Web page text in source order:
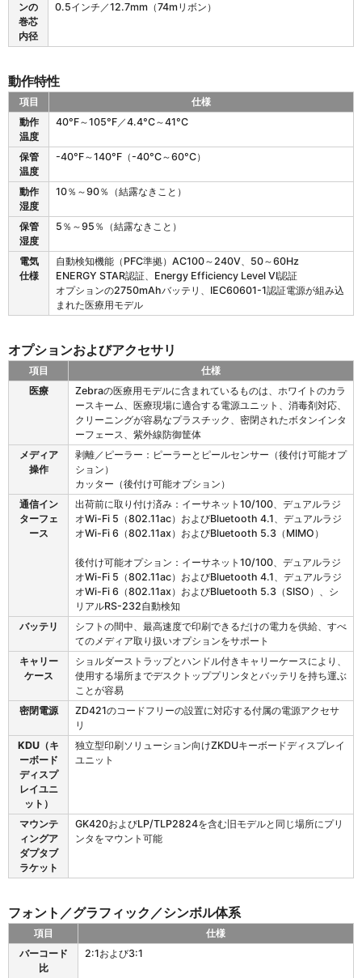
ンの
巻芯
内径
0.5インチ／12.7mm（74mリボン）
動作特性
4
作
性
項目
仕様
動作
温度
40°F～105°F／4.4°C～41°C
保管
温度
-40°F～140°F（-40°C～60°C）
動作
湿度
10％～90％（結露なきこと）
保管
湿度
5％～95％（結露なきこと）
電気
仕様
自動検知機能（PFC準拠）AC100～240V、50～60Hz
ENERGY STAR認証、Energy Efficiency Level VI認証
オプションの2750mAhバッテリ、IEC60601-1認証電源が組み込
まれた医療用モデル
オプションおよびアクセサリ
1
セ
リ
項目
仕様
医療
Zebraの医療用モデルに含まれているものは、ホワイトのカラ
ースキーム、医療現場に適合する電源ユニット、消毒剤対応、
クリーニングが容易なプラスチック、密閉されたボタンインタ
ーフェース、紫外線防御筐体
メディア
操作
剥離／ピーラー：ピーラーとピールセンサー（後付け可能オプ
ション）
カッター（後付け可能オプション）
通信イン
ターフェ
ース
出荷前に取り付け済み：イーサネット10/100、デュアルラジ
オWi-Fi 5（802.11ac）およびBluetooth 4.1、デュアルラジ
オWi-Fi 6（802.11ax）およびBluetooth 5.3（MIMO）
後付け可能オプション：イーサネット10/100、デュアルラジ
オWi-Fi 5（802.11ac）およびBluetooth 4.1、デュアルラジ
オWi-Fi 6（802.11ax）およびBluetooth 5.3（SISO）、シ
リアルRS-232自動検知
バッテリ
シフトの間中、最高速度で印刷できるだけの電力を供給、すべ
てのメディア取り扱いオプションをサポート
キャリー
ケース
ショルダーストラップとハンドル付きキャリーケースにより、
使用する場所までデスクトッププリンタとバッテリを持ち運ぶ
ことが容易
密閉電源
ZD421のコードフリーの設置に対応する付属の電源アクセサ
リ
KDU（キ
ーボード
ディスプ
レイユニ
ット）
独立型印刷ソリューション向けZKDUキーボードディスプレイ
ユニット
マウンテ
ィングア
ダプタブ
ラケット
GK420およびLP/TLP2824を含む旧モデルと同じ場所にプリ
ンタをマウント可能
フォント／グラフィック／シンボル体系
項目
仕様
バーコード
比
2:1および3:1